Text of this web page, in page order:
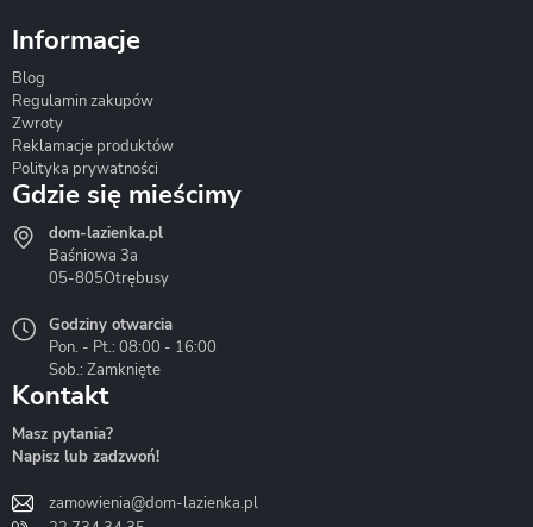
Hydrostop
Liveno
Informacje
Blog
Regulamin zakupów
Zwroty
Reklamacje produktów
Polityka prywatności
Gdzie się mieścimy
dom-lazienka.pl
Baśniowa 3a
05-805Otrębusy
Godziny otwarcia
Pon. - Pt.: 08:00 - 16:00
Sob.: Zamknięte
Kontakt
Masz pytania?
Napisz lub zadzwoń!
zamowienia@dom-lazienka.pl